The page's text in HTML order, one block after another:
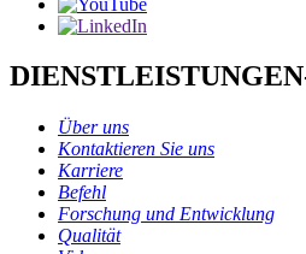
Über uns
Kontaktieren Sie uns
Karriere
Befehl
Forschung und Entwicklung
Qualität